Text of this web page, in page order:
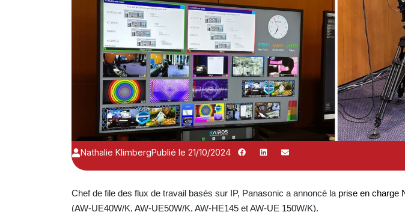
Nathalie KlimbergPublié le 21/10/2024
Chef de file des flux de travail basés sur IP, Panasonic a annoncé la prise en charge
(AW-UE40W/K, AW-UE50W/K, AW-HE145 et AW-UE 150W/K).